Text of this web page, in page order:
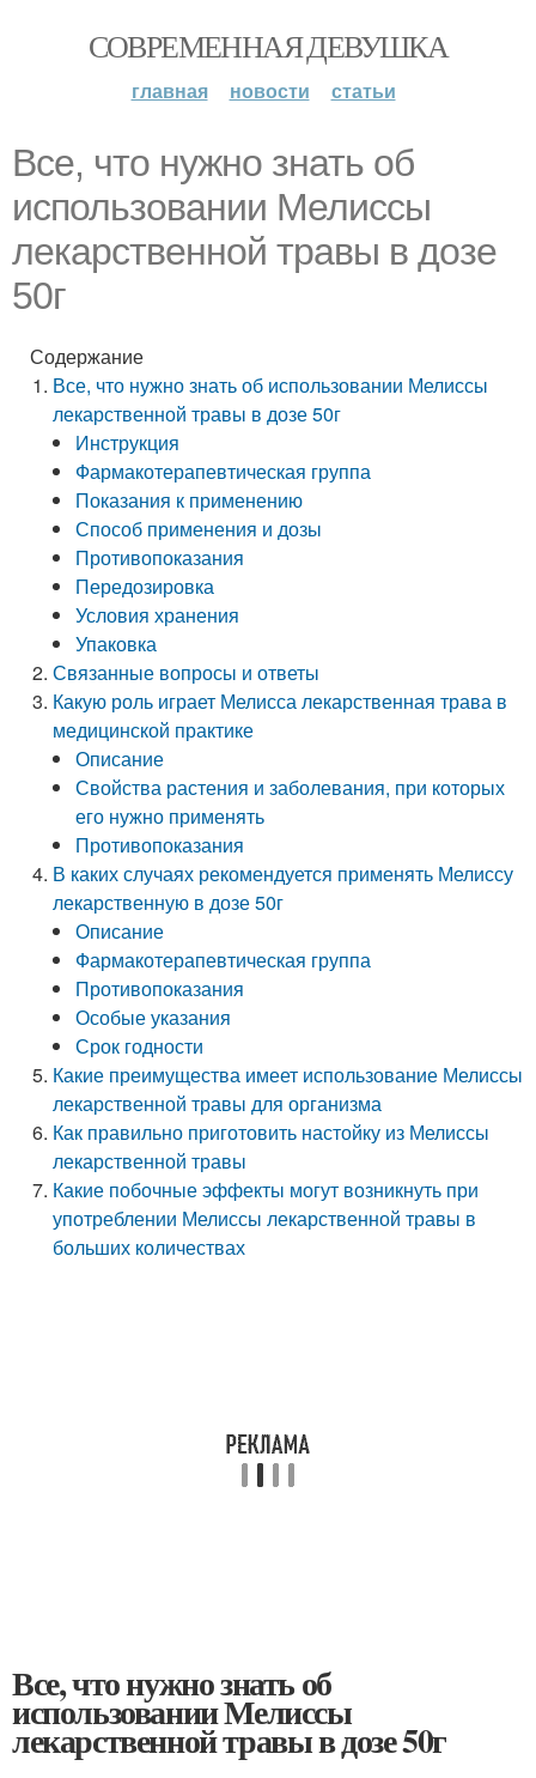
СОВРЕМЕННАЯ ДЕВУШКА
главная новости статьи
Все, что нужно знать об
использовании Мелиссы
лекарственной травы в дозе
50г
Содержание
Все, что нужно знать об использовании Мелиссы
лекарственной травы в дозе 50г
Инструкция
Фармакотерапевтическая группа
Показания к применению
Способ применения и дозы
Противопоказания
Передозировка
Условия хранения
Упаковка
Связанные вопросы и ответы
Какую роль играет Мелисса лекарственная трава в
медицинской практике
Описание
Свойства растения и заболевания, при которых
его нужно применять
Противопоказания
В каких случаях рекомендуется применять Мелиссу
лекарственную в дозе 50г
Описание
Фармакотерапевтическая группа
Противопоказания
Особые указания
Срок годности
Какие преимущества имеет использование Мелиссы
лекарственной травы для организма
Как правильно приготовить настойку из Мелиссы
лекарственной травы
Какие побочные эффекты могут возникнуть при
употреблении Мелиссы лекарственной травы в
больших количествах
Все, что нужно знать об
использовании Мелиссы
лекарственной травы в дозе 50г